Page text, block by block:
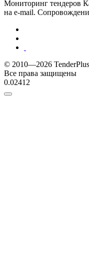
Мониторинг тендеров
на e-mail.
© 2010—2026 TenderPlus
Все права защищены
0.02412